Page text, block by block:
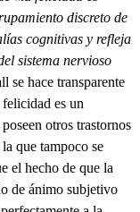
discreto de
cognitivas y refleja
sistema nervio­so
se hace transparente
felicidad es un
otros trastornos
que tampoco se
el hecho de que la
de ánimo subjetivo